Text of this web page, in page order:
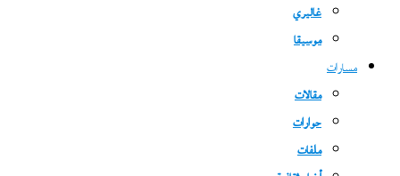
غاليري
موسيقا
مسارات
مقالات
حوارات
ملفات